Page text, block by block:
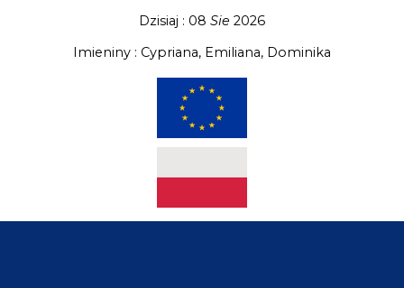
Dzisiaj : 08 Sie 2026
Imieniny : Cypriana, Emiliana, Dominika